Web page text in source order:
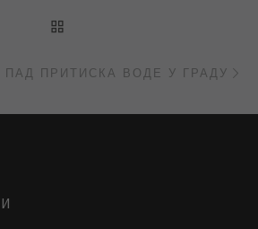
ПАД ПРИТИСКА ВОДЕ У ГРАДУ